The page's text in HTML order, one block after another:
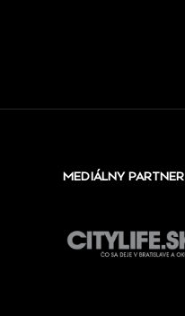
MEDIÁLNY PARTNER